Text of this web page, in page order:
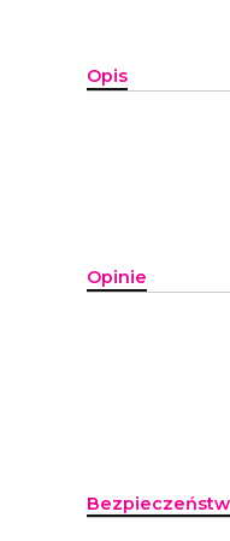
Opis
Opinie